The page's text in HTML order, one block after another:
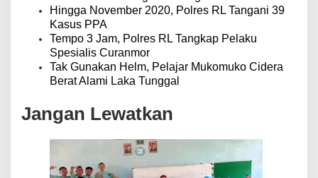
Hingga November 2020, Polres RL Tangani 39
Kasus PPA
Tempo 3 Jam, Polres RL Tangkap Pelaku
Spesialis Curanmor
Tak Gunakan Helm, Pelajar Mukomuko Cidera
Berat Alami Laka Tunggal
Jangan Lewatkan